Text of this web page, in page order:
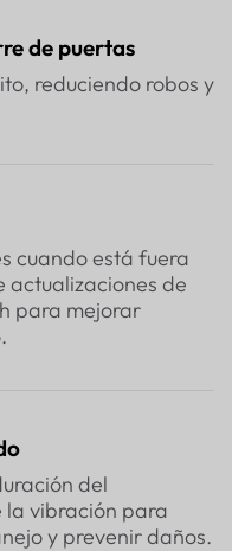
de puertas
reduciendo robos y
cuando está fuera
actualizaciones de
para mejorar
del
la vibración para
y prevenir daños.